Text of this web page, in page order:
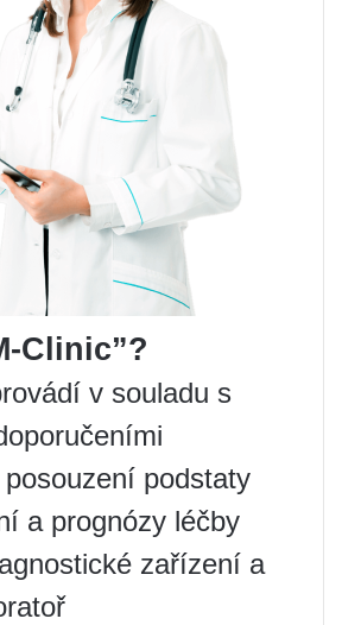
Clinic”?
v souladu s
podstaty
a prognózy léčby
zařízení a